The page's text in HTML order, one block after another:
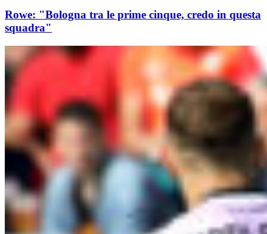
Rowe: "Bologna tra le prime cinque, credo in questa
squadra"